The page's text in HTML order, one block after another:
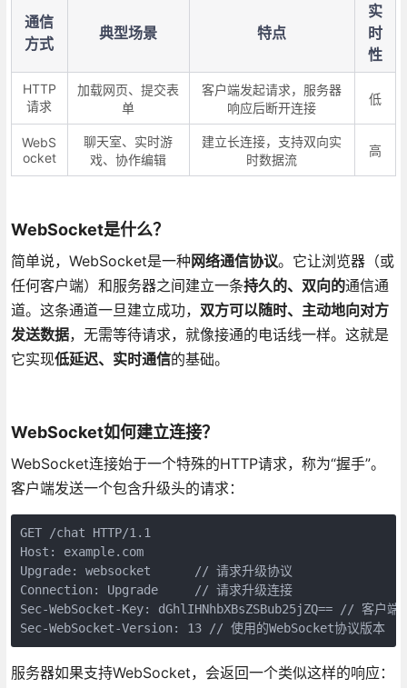
通信
方式
典型场景 特点
实
时
性
HTTP
请求
加载网页、提交表
单
客户端发起请求，服务器
响应后断开连接
低
WebS
ocket
聊天室、实时游
戏、协作编辑
建立长连接，支持双向实
时数据流
高
WebSocket是什么？
简单说，WebSocket是一种网络通信协议。它让浏览器（或
任何客户端）和服务器之间建立一条持久的、双向的通信通
道。这条通道一旦建立成功， 双方可以随时、主动地向对方
发送数据，无需等待请求，就像接通的电话线一样。这就是
它实现低延迟、实时通信的基础。
WebSocket如何建立连接？
WebSocket连接始于一个特殊的HTTP请求，称为“握手”。
客户端发送一个包含升级头的请求：
GET /chat HTTP/1.1
Host: example.com
Upgrade: websocket      // 请求升级协议
Connection: Upgrade     // 请求升级连接
Sec-WebSocket-Key: dGhlIHNhbXBsZSBub25jZQ== // 客户端
Sec-WebSocket-Version: 13 // 使用的WebSocket协议版本
服务器如果支持WebSocket，会返回一个类似这样的响应：